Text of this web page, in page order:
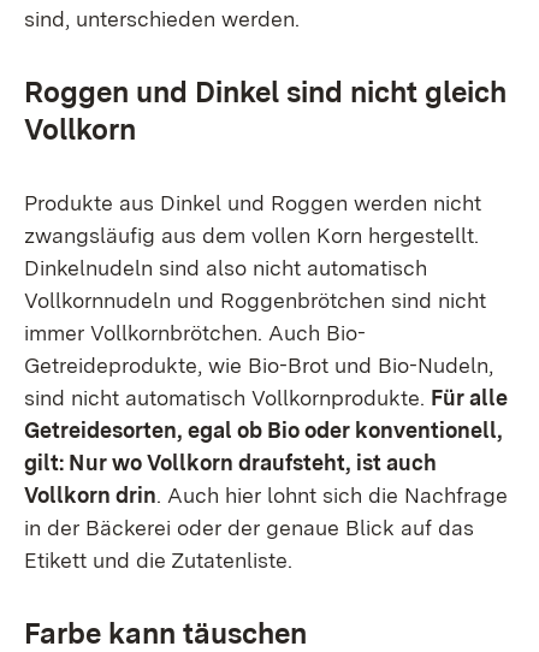
sind, unterschieden werden.
Roggen und Dinkel sind nicht gleich
Vollkorn
Produkte aus Dinkel und Roggen werden nicht
zwangsläufig aus dem vollen Korn hergestellt.
Dinkelnudeln sind also nicht automatisch
Vollkornnudeln und Roggenbrötchen sind nicht
immer Vollkornbrötchen. Auch Bio-
Getreideprodukte, wie Bio-Brot und Bio-Nudeln,
sind nicht automatisch Vollkornprodukte. Für alle
Getreidesorten, egal ob Bio oder konventionell,
gilt: Nur wo Vollkorn draufsteht, ist auch
Vollkorn drin. Auch hier lohnt sich die Nachfrage
in der Bäckerei oder der genaue Blick auf das
Etikett und die Zutatenliste.
Farbe kann täuschen